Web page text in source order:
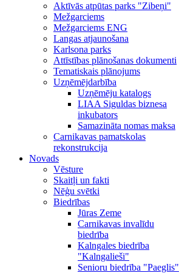
Aktīvās atpūtas parks "Zibeņi"
Mežgarciems
Mežgarciems ENG
Langas atjaunošana
Karlsona parks
Attīstības plānošanas dokumenti
Tematiskais plānojums
Uzņēmējdarbība
Uzņēmēju katalogs
LIAA Siguldas biznesa
inkubators
Samazināta nomas maksa
Carnikavas pamatskolas
rekonstrukcija
Novads
Vēsture
Skaitļi un fakti
Nēģu svētki
Biedrības
Jūras Zeme
Carnikavas invalīdu
biedrība
Kalngales biedrība
"Kalngalieši"
Senioru biedrība "Paeglis"